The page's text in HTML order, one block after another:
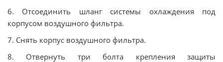
6. Отсоединить шланг системы охлаждения под
корпусом воздушного фильтра.
7. Снять корпус воздушного фильтра.
8. Отвернуть три болта крепления защиты